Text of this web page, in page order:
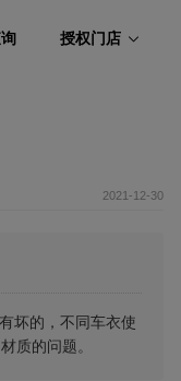
授权门店
2021-12-30
坏的，不同车衣使
质的问题。